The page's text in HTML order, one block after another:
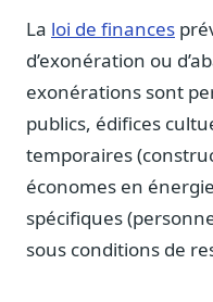
Lexique
1027 termes expliqués
Glossaire affaires
Lexique par thème
Sources couvertes
23 flux indexés
Le changelog mensuel
La loi de finances
d’exonération ou
exonérations sont
publics, édifices
temporaires
économes en
spécifiques
sous conditions de